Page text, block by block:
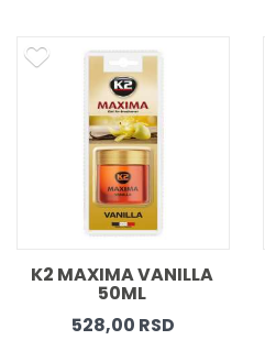
K2 MAXIMA VANILLA
50ML
528,00 RSD